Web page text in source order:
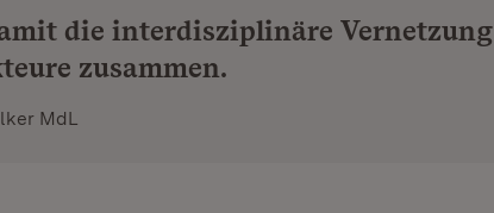
die interdisziplinäre Vernetzung
zusammen.
MdL